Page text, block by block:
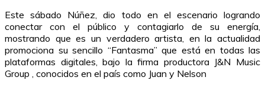
Este sábado Núñez, dio todo en el escenario logrando
conectar con el público y contagiarlo de su energía,
mostrando que es un verdadero artista, en la actualidad
promociona su sencillo “Fantasma” que está en todas las
plataformas digitales, bajo la firma productora J&N Music
Group , conocidos en el país como Juan y Nelson